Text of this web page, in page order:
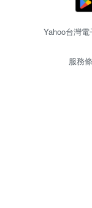
Yahoo台灣
服務